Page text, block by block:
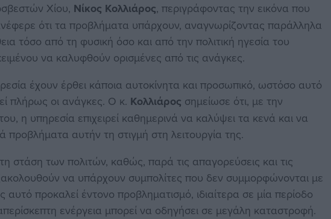
Χίου, Νίκος Κολλιάρος, περιγράφοντας την εικόνα που
ότι τα προβλήματα υπάρχουν, αναγνωρίζοντας παράλληλα
τόσο από τη φυσική όσο και από την πολιτική ηγεσία του
να καλυφθούν ορισμένες από τις ανάγκες.
έχουν έρθει κάποια αυτοκίνητα και προσωπικό, ωστόσο αυτό
πλήρως οι ανάγκες. Ο κ. Κολλιάρος σημείωσε ότι, με την
η υπηρεσία επιχειρεί καθημερινά να καλύψει τα κενά και να
προβλήματα αυτήν τη στιγμή στη λειτουργία της.
στάση των πολιτών, καθώς, παρά τις απαγορεύσεις και τις
να υπάρχουν συμπολίτες που δεν συμμορφώνονται με
προκαλεί έντονο προβληματισμό, ιδιαίτερα σε μία περίοδο
ενέργεια μπορεί να οδηγήσει σε μεγάλη καταστροφή.